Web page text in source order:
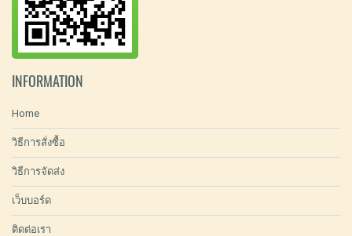
INFORMATION
Home
วิธีการสั่งซื้อ
วิธีการจัดส่ง
เว็บบอร์ด
ติดต่อเรา